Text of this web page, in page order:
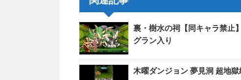
裏・樹水の祠【同キャラ禁
グラン入り
木曜ダンジョン 夢見洞 超地